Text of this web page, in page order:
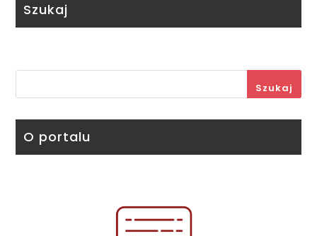
Szukaj
Szukaj
O portalu